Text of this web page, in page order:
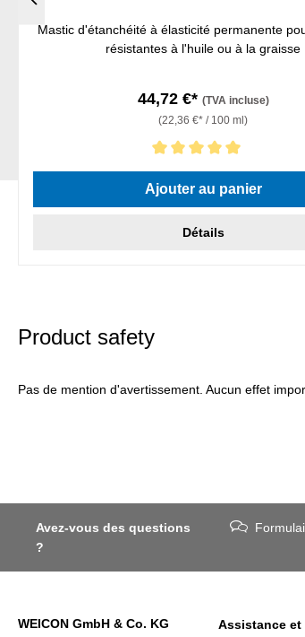
Mastic d'étanchéité à élasticité permanente
résistantes à l'huile ou à la graisse
44,72 €* (TVA incluse)
(22,36 €* / 100 ml)
Note moyenne de 5 sur 5 étoiles
Ajouter au panier
Détails
Product safety
Pas de mention d'avertissement. Aucun effet
Avez-vous des questions
?
WEICON GmbH & Co. KG
Assistance